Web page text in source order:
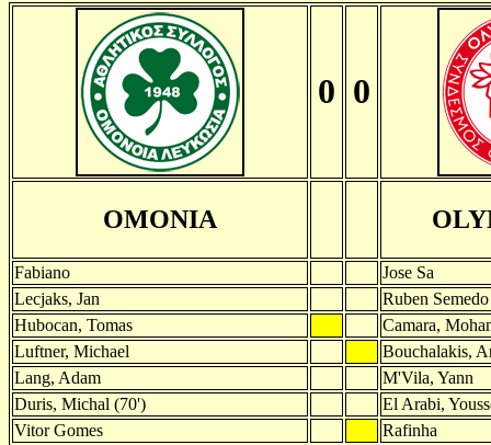
0 0
OMONIA
Fabiano
Jose Sa
Lecjaks, Jan
Ruben Semedo
Hubocan, Tomas
Camara,
Luftner, Michael
Bouchalakis,
Lang, Adam
M'Vila, Yann
Duris, Michal (70')
El Arabi,
Vitor Gomes
Rafinha